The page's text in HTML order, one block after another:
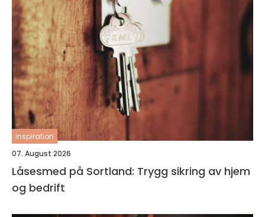
inspiration
07. August 2026
Låsesmed på Sortland: Trygg sikring av hjem
og bedrift